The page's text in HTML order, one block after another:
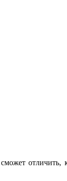
отличить,